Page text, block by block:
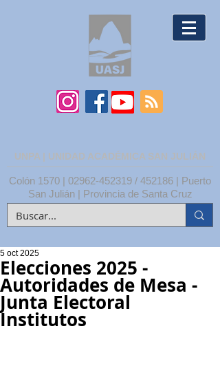
UNPA | UNIDAD ACADÉMICA SAN JULIÁN
Colón 1570 | 02962-452319 / 452186 | Puerto
San Julián | Provincia de Santa Cruz
Elecciones 2025 -
Autoridades de Mesa -
Junta Electoral
Institutos
5 oct 2025